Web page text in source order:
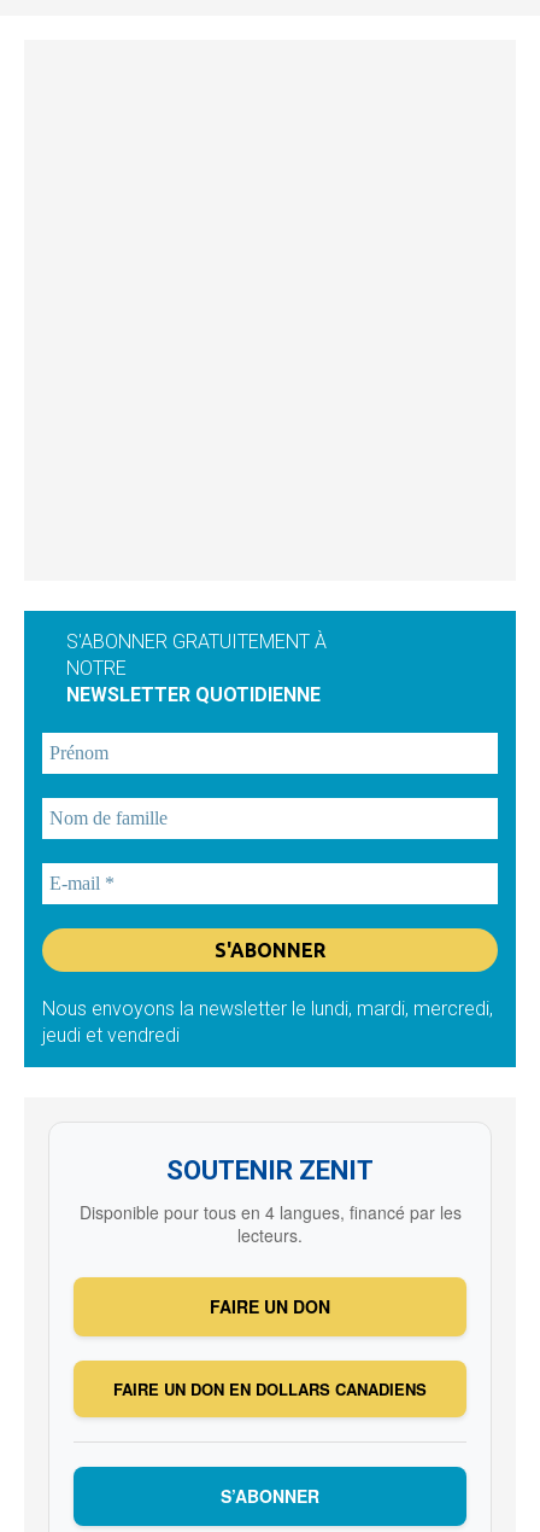
S'ABONNER GRATUITEMENT À
NOTRE
NEWSLETTER QUOTIDIENNE
Nous envoyons la newsletter le lundi, mardi, mercredi,
jeudi et vendredi
SOUTENIR ZENIT
Disponible pour tous en 4 langues, financé par les
lecteurs.
FAIRE UN DON
FAIRE UN DON EN DOLLARS CANADIENS
S’ABONNER